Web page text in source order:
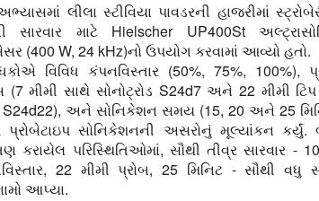
લીલા સ્ટીવિયા પાવડરની હાજરીમાં
સારવાર માટે Hielscher UP400St
(400 W, 24 kHz)નો ઉપયોગ કરવામાં આવ્યો હતો.
વિવિધ કંપનવિસ્તાર (50%, 75%, 100%),
(7 મીમી સાથે સોનોટ્રોડ S24d7 અને 22 મીમી
અને સોનિકેશન સમય (15, 20 અને 25
સોનિકેશનની અસરોનું મૂલ્યાંકન કર્યું.
કરાયેલ પરિસ્થિતિઓમાં, સૌથી તીવ્ર સારવાર -
22 મીમી પ્રોબ, 25 મિનિટ - સૌથી વધુ
આપ્યા.